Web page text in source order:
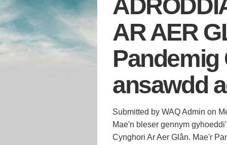
AR AER
Pandemig
ansawdd
Submitted by WAQ Admin on
Mae'n bleser gennym
Cynghori Ar Aer Glân. Mae'r